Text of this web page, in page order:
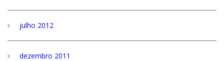
julho 2012
dezembro 2011